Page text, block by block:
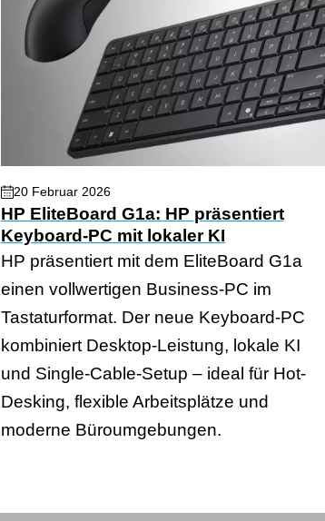
20 Februar 2026
HP EliteBoard G1a: HP präsentiert
Keyboard-PC mit lokaler KI
HP präsentiert mit dem EliteBoard G1a
einen vollwertigen Business-PC im
Tastaturformat. Der neue Keyboard-PC
kombiniert Desktop-Leistung, lokale KI
und Single-Cable-Setup – ideal für Hot-
Desking, flexible Arbeitsplätze und
moderne Büroumgebungen.